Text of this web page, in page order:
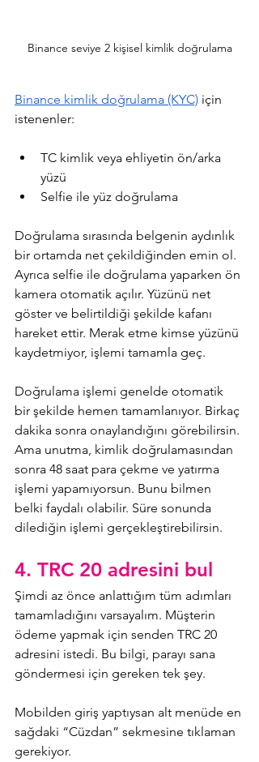
Binance seviye 2 kişisel kimlik doğrulama
Binance kimlik doğrulama (KYC) için
istenenler:
TC kimlik veya ehliyetin ön/arka
yüzü
Selfie ile yüz doğrulama
Doğrulama sırasında belgenin aydınlık
bir ortamda net çekildiğinden emin ol.
Ayrıca selfie ile doğrulama yaparken ön
kamera otomatik açılır. Yüzünü net
göster ve belirtildiği şekilde kafanı
hareket ettir. Merak etme kimse yüzünü
kaydetmiyor, işlemi tamamla geç.
Doğrulama işlemi genelde otomatik
bir şekilde hemen tamamlanıyor. Birkaç
dakika sonra onaylandığını görebilirsin.
Ama unutma, kimlik doğrulamasından
sonra 48 saat para çekme ve yatırma
işlemi yapamıyorsun. Bunu bilmen
belki faydalı olabilir. Süre sonunda
dilediğin işlemi gerçekleştirebilirsin.
4. TRC 20 adresini bul
Şimdi az önce anlattığım tüm adımları
tamamladığını varsayalım. Müşterin
ödeme yapmak için senden TRC 20
adresini istedi. Bu bilgi, parayı sana
göndermesi için gereken tek şey.
Mobilden giriş yaptıysan alt menüde en
sağdaki “Cüzdan” sekmesine tıklaman
gerekiyor.